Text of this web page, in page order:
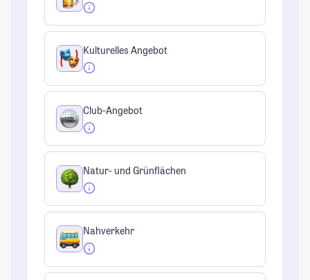
Kulturelles Angebot
Club-Angebot
Natur- und Grünflächen
Nahverkehr